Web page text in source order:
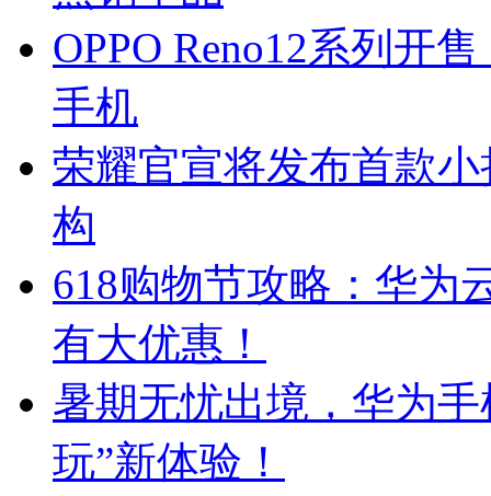
OPPO Reno12系列开
手机
荣耀官宣将发布首款
构
618购物节攻略：华为
有大优惠！
暑期无忧出境，华为
玩”新体验！